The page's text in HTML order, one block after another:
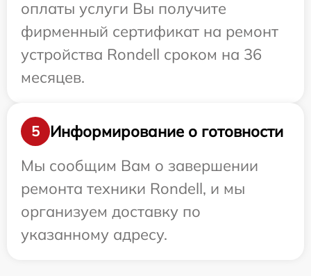
оплаты услуги Вы получите
фирменный сертификат на ремонт
устройства Rondell сроком на 36
месяцев.
5
Информирование о готовности
Мы сообщим Вам о завершении
ремонта техники Rondell, и мы
организуем доставку по
указанному адресу.